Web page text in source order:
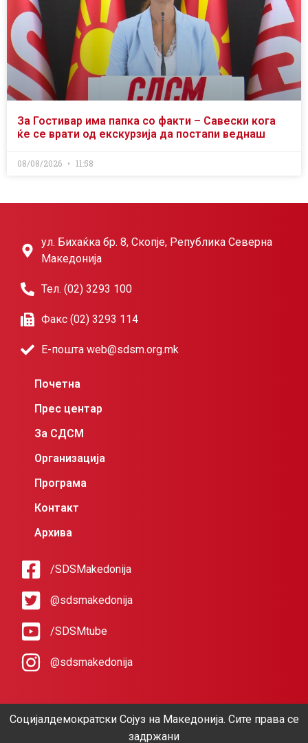
За Гостивар има папка со факти – Савески кога
ќе се врати од екскурзија да постапи веднаш
08/08/2026 11:58
ул. Бихаќка бр. 8, Скопје, Република Северна
Македонија
Тел. (02) 3293 100
Факс (02) 3293 114
Е-пошта web@sdsm.org.mk
Почетна
Прес центар
За СДСМ
Организација
Програма
Контакт
Архива
/SDSMakedonija
@sdsmakedonija
/SDSMtube
@sdsmakedonija
Социјалдемократски Сојуз на Македонија. Сите права се
задржани